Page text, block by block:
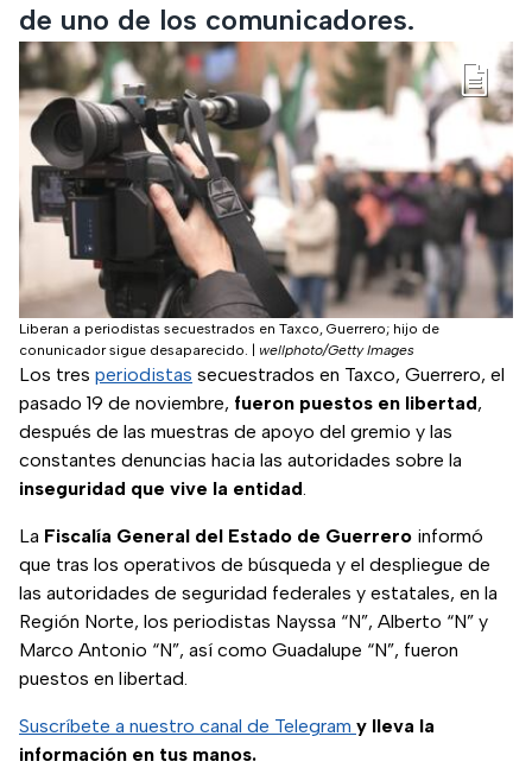
de uno de los comunicadores.
Liberan a periodistas secuestrados en Taxco, Guerrero; hijo de
conunicador sigue desaparecido.
wellphoto/Getty Images
Los tres periodistas secuestrados en Taxco, Guerrero, el
pasado 19 de noviembre, fueron puestos en libertad,
después de las muestras de apoyo del gremio y las
constantes denuncias hacia las autoridades sobre la
inseguridad que vive la entidad.
La Fiscalía General del Estado de Guerrero informó
que tras los operativos de búsqueda y el despliegue de
las autoridades de seguridad federales y estatales, en la
Región Norte, los periodistas Nayssa “N”, Alberto “N” y
Marco Antonio “N”, así como Guadalupe “N”, fueron
puestos en libertad.
Suscríbete a nuestro canal de Telegram y lleva la
información en tus manos.